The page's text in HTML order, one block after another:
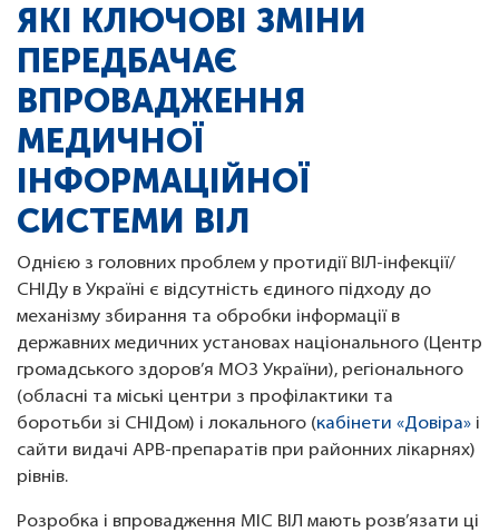
ЯКІ КЛЮЧОВІ ЗМІНИ
ПЕРЕДБАЧАЄ
ВПРОВАДЖЕННЯ
МЕДИЧНОЇ
ІНФОРМАЦІЙНОЇ
СИСТЕМИ ВІЛ
Однією з головних проблем у протидії ВІЛ-інфекції/
СНІДу в Україні є відсутність єдиного підходу до
механізму збирання та обробки інформації в
державних медичних установах національного (Центр
громадського здоров’я МОЗ України), регіонального
(обласні та міські центри з профілактики та
боротьби зі СНІДом) і локального (кабінети «Довіра» і
сайти видачі АРВ-препаратів при районних лікарнях)
рівнів.
Розробка і впровадження МІС ВІЛ мають розв’язати ці